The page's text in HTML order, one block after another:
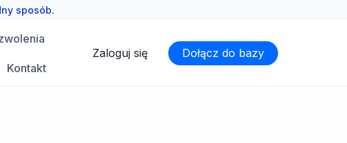
sposób.
Kontakt
Zaloguj się Dołącz do bazy